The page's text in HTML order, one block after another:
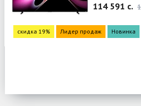
114 591 c.
скидка 19% Лидер продаж Новинка